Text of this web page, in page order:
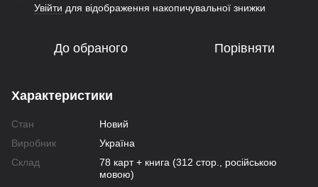
Увійти для відображення накопичувальної знижки
До обраного Порівняти
Характеристики
Стан
Новий
Виробник
Україна
Склад
78 карт + книга (312 стор., російською
мовою)